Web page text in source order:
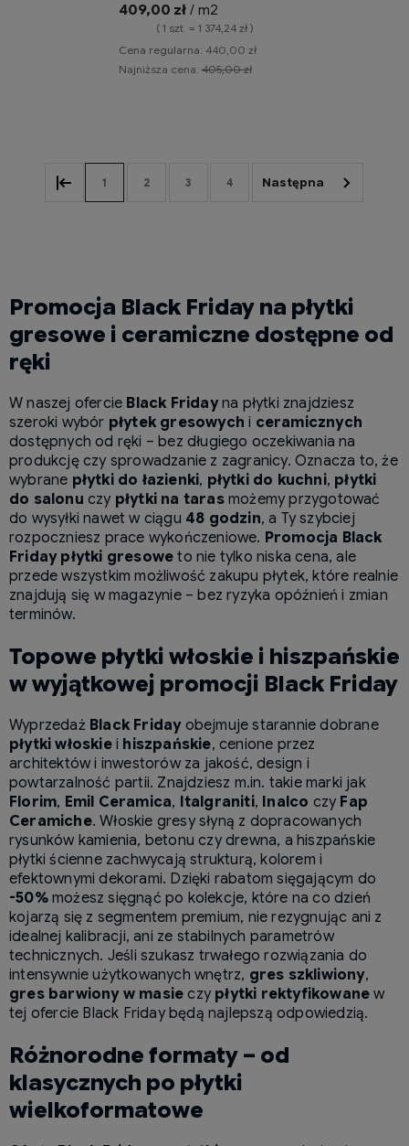
409,00 zł/ m2
( 1 szt. = 1 374,24 zł )
Cena regularna: 440,00 zł
Najniższa cena:405,00 zł
1 2 3 4
Promocja Black Friday na płytki
gresowe i ceramiczne dostępne od
ręki
W naszej ofercie Black Fridayna płytki znajdziesz
szeroki wybór płytek gresowych i ceramicznych
dostępnych od ręki – bez długiego oczekiwania na
produkcję czy sprowadzanie z zagranicy. Oznacza to, że
wybrane płytki do łazienki, płytki do kuchni, płytki
do salonu czy płytki na tarasmożemy przygotować
do wysyłki nawet w ciągu 48 godzin, a Ty szybciej
rozpoczniesz prace wykończeniowe. Promocja Black
Friday płytki gresowe to nie tylko niska cena, ale
przede wszystkim możliwość zakupu płytek, które realnie
znajdują się w magazynie – bez ryzyka opóźnień i zmian
terminów.
Topowe płytki włoskie i hiszpańskie
w wyjątkowej promocji Black Friday
Wyprzedaż Black Fridayobejmuje starannie dobrane
płytki włoskiei hiszpańskie, cenione przez
architektów i inwestorów za jakość, design i
powtarzalność partii. Znajdziesz m.in. takie marki jak
Florim, Emil Ceramica, Italgraniti, Inalco czy Fap
Ceramiche. Włoskie gresy słyną z dopracowanych
rysunków kamienia, betonu czy drewna, a hiszpańskie
płytki ścienne zachwycają strukturą, kolorem i
efektownymi dekorami. Dzięki rabatom sięgającym do
-50%możesz sięgnąć po kolekcje, które na co dzień
kojarzą się z segmentem premium, nie rezygnując ani z
idealnej kalibracji, ani ze stabilnych parametrów
technicznych. Jeśli szukasz trwałego rozwiązania do
intensywnie użytkowanych wnętrz, gres szkliwiony,
gres barwiony w masie czy płytki rektyfikowane w
tej ofercie Black Friday będą najlepszą odpowiedzią.
Różnorodne formaty – od
klasycznych po płytki
wielkoformatowe